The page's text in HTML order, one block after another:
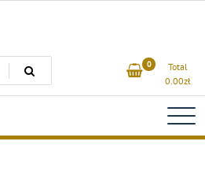
0
Total
0.00zł